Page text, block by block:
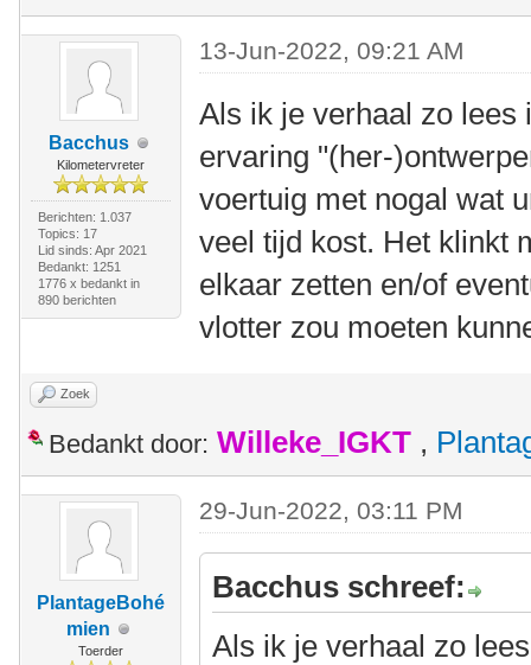
Bacchus
Kilometervreter
Berichten: 1.037
Topics: 17
Lid sinds: Apr 2021
Bedankt: 1251
1776 x bedankt in
890 berichten
13-Jun-2022, 09:21 AM
Als ik je verhaal zo lees
ervaring "(her-
voertuig met nogal wat
veel tijd kost. Het klinkt
elkaar zetten en/of
vlotter zou moeten
Zoek
Bedankt door: Willeke_IGKT ,
PlantageBohé
mien
Toerder
29-Jun-2022, 03:11 PM
Bacchus schreef:
Als ik je verhaal zo